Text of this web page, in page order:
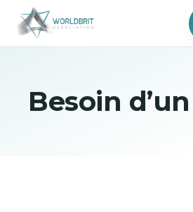
Besoin